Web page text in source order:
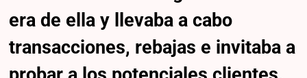
era de ella y llevaba a cabo
transacciones, rebajas e invitaba a